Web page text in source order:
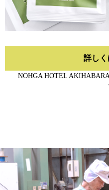
詳しく
NOHGA HOTEL